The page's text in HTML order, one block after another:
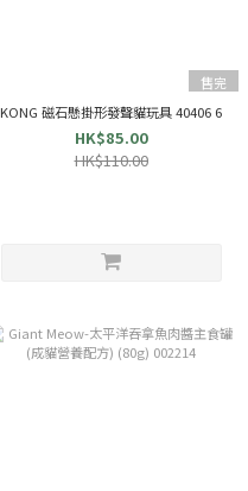
售完
KONG 磁石懸掛形發聲貓玩具 40406 6
HK$85.00
HK$110.00